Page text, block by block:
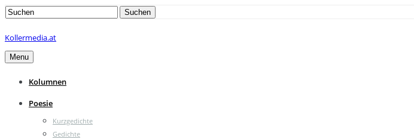
Search
Suchen
Kollermedia.at
Menu
Kolumnen
Poesie
Kurzgedichte
Gedichte